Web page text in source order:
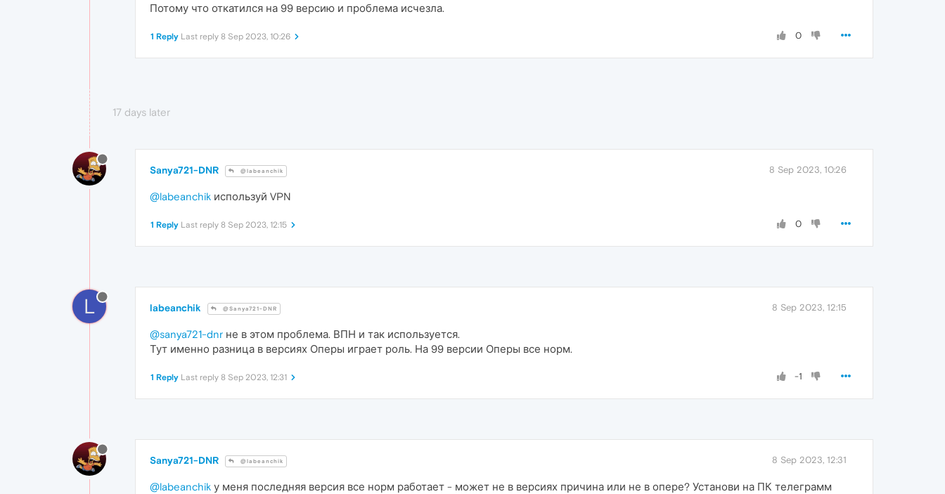
Потому что откатился на 99 версию и проблема исчезла.
0
1 Reply Last reply 8 Sep 2023, 10:26
17 days later
Sanya721-DNR @labeanchik 8 Sep 2023, 10:26
@labeanchik используй VPN
0
1 Reply Last reply 8 Sep 2023, 12:15
L labeanchik @Sanya721-DNR 8 Sep 2023, 12:15
@sanya721-dnr не в этом проблема. ВПН и так используется.
Тут именно разница в версиях Оперы играет роль. На 99 версии Оперы все норм.
-1
1 Reply Last reply 8 Sep 2023, 12:31
Sanya721-DNR @labeanchik 8 Sep 2023, 12:31
@labeanchik у меня последняя версия все норм работает - может не в версиях причина или не в опере? Установи на ПК телеграмм